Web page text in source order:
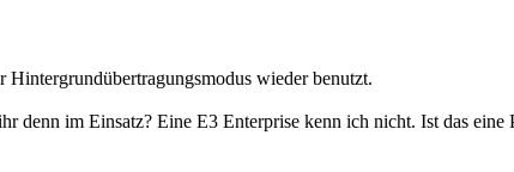
wieder benutzt.
denn im Einsatz? Eine E3 Enterprise kenn ich nicht. Ist das